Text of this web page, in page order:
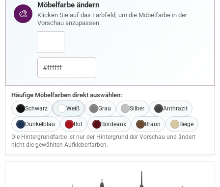
🎨
Möbelfarbe ändern
Klicken Sie auf das Farbfeld, um die Möbelfarbe in der
Vorschau anzupassen.
Häufige Möbelfarben direkt auswählen:
Schwarz Weiß Grau Silber Anthrazit
Dunkelblau Rot Bordeaux Braun
Beige
Die Hintergrundfarbe ist nur der Hintergrund der Vorschau und ändert
nicht die gewählten Aufkleberfarben.